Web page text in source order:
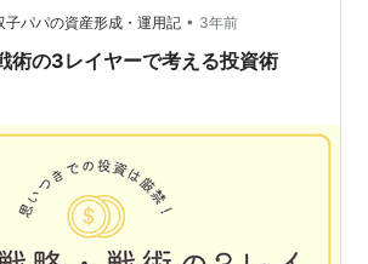
パパの資産形成・運用記 • 3年前
術の3レイヤーで考える投資術